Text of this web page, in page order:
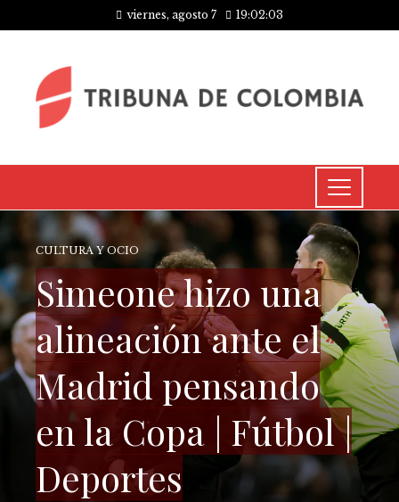
viernes, agosto 7 19:02:03
CULTURA Y OCIO
Simeone hizo una
alineación ante el
Madrid pensando
en la Copa | Fútbol |
Deportes